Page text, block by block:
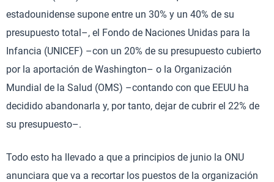
estadounidense supone entre un 30% y un 40% de su
presupuesto total–, el Fondo de Naciones Unidas para la
Infancia (UNICEF) –con un 20% de su presupuesto cubierto
por la aportación de Washington– o la Organización
Mundial de la Salud (OMS) –contando con que EEUU ha
decidido abandonarla y, por tanto, dejar de cubrir el 22% de
su presupuesto–.
Todo esto ha llevado a que a principios de junio la ONU
anunciara que va a recortar los puestos de la organización